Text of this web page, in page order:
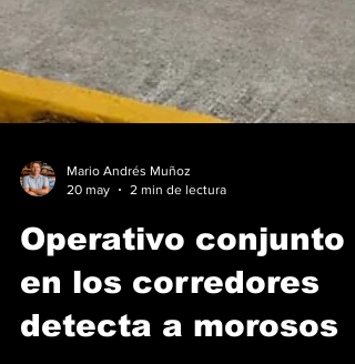
Mario Andrés Muñoz
20 may
2 min de lectura
Operativo conjunto
en los corredores